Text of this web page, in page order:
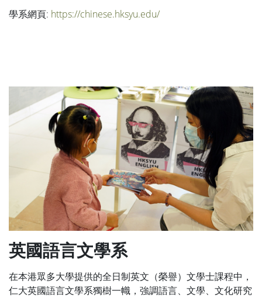
學系網頁: https://chinese.hksyu.edu/
英國語言文學系
在本港眾多大學提供的全日制英文（榮譽）文學士課程中，
仁大英國語言文學系獨樹一幟，強調語言、文學、文化研究